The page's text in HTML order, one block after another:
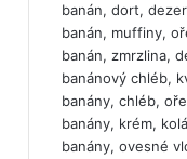
banán, dort,
banán, muffiny,
banán, zmrzlina,
banánový chléb,
banány, chléb,
banány, krém,
banány, ovesné